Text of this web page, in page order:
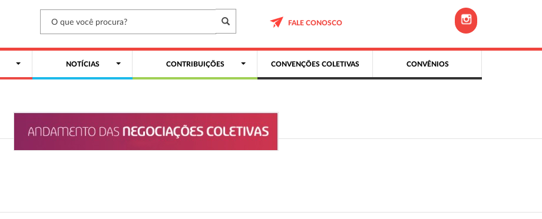
FALE CONOSCO
NOTÍCIAS CONTRIBUIÇÕES CONVENÇÕES COLETIVAS CONVÊNIOS